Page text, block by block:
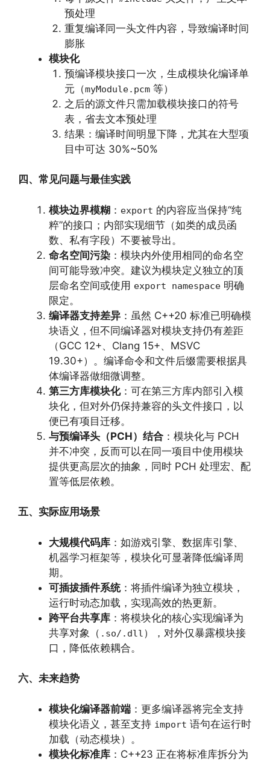
预处理
重复编译同一头文件内容，导致编译时间
膨胀
模块化
预编译模块接口一次，生成模块化编译单
元（myModule.pcm等）
之后的源文件只需加载模块接口的符号
表，省去文本预处理
结果：编译时间明显下降，尤其在大型项
目中可达 30%~50%
四、常见问题与最佳实践
模块边界模糊 ： export 的内容应当保持“纯
粹”的接口；内部实现细节（如类的成员函
数、私有字段）不要被导出。
命名空间污染 ：模块内外使用相同的命名空
间可能导致冲突。建议为模块定义独立的顶
层命名空间或使用 export namespace 明确
限定。
编译器支持差异 ：虽然 C++20 标准已明确模
块语义，但不同编译器对模块支持仍有差距
（GCC 12+、Clang 15+、MSVC
19.30+）。编译命令和文件后缀需要根据具
体编译器做细微调整。
第三方库模块化：可在第三方库内部引入模
块化，但对外仍保持兼容的头文件接口，以
便已有项目迁移。
与预编译头（PCH）结合 ：模块化与 PCH
并不冲突，反而可以在同一项目中使用模块
提供更高层次的抽象，同时 PCH 处理宏、配
置等低层依赖。
五、实际应用场景
大规模代码库 ：如游戏引擎、数据库引擎、
机器学习框架等，模块化可显著降低编译周
期。
可插拔插件系统：将插件编译为独立模块，
运行时动态加载，实现高效的热更新。
跨平台共享库 ：将模块化的核心实现编译为
共享对象（ .so/.dll ），对外仅暴露模块接
口，降低依赖耦合。
六、未来趋势
模块化编译器前端 ：更多编译器将完全支持
模块化语义，甚至支持 import 语句在运行时
加载（动态模块）。
模块化标准库 ：C++23 正在将标准库拆分为